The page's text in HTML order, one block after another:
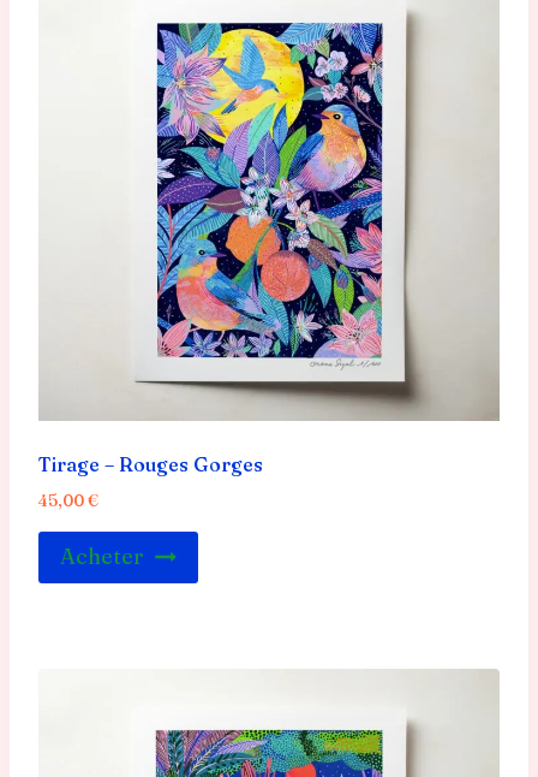
Tirage – Rouges Gorges
45,00€
Acheter